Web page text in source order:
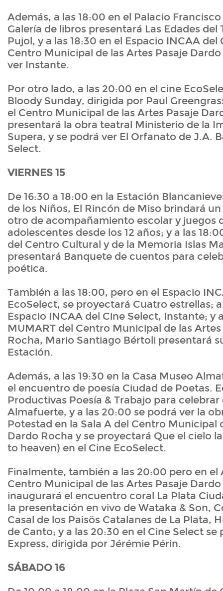
Además, a las 18:00 en el Palacio
Galería de libros presentará Las Edades del
Pujol, y a las 18:30 en el Espacio INCAA del
Centro Municipal de las Artes Pasaje
ver Instante.
Por otro lado, a las 20:00 en el cine
Bloody Sunday, dirigida por Paul
el Centro Municipal de las Artes Pasaje
presentará la obra teatral Ministerio de la
Supera, y se podrá ver El Orfanato de J.A.
Select.
VIERNES 15
De 16:30 a 18:00 en la Estación
de los Niños, El Rincón de Miso brindará
otro de acompañamiento escolar y juegos
adolescentes desde los 12 años; y a las
del Centro Cultural y de la Memoria Islas
presentará Banquete de cuentos para
poética.
También a las 18:00, pero en el Espacio
EcoSelect, se proyectará Cuatro estrellas;
Espacio INCAA del Cine Select, Instante; y
MUMART del Centro Municipal de las
Rocha, Mario Santiago Bértoli presentará
Estación.
Además, a las 19:30 en la Casa Museo
el encuentro de poesía Ciudad de Poetas.
Productivas Poesía & Trabajo para
Almafuerte, y a las 20:00 se podrá ver la
Potestad en la Sala A del Centro Municipal
Dardo Rocha y se proyectará Que el cielo
to heaven) en el Cine EcoSelect.
Finalmente, también a las 20:00 pero en el
Centro Municipal de las Artes Pasaje
inaugurará el encuentro coral La Plata
la presentación en vivo de Wataka & Son,
Casal de los Paisös Catalanes de La Plata,
de Canto; y a las 20:30 en el Cine Select
Express, dirigida por Jérémie Périn.
SÁBADO 16